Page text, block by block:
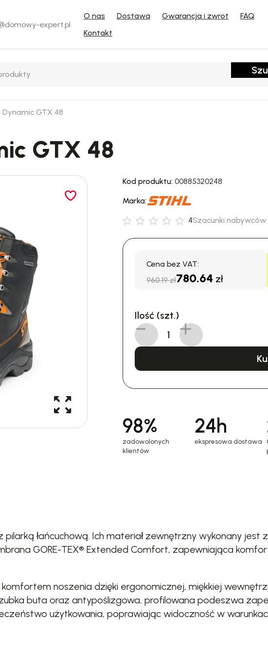
expert.pl
O nas Dostawa Gwarancja i zwrot
FAQ
Kontakt
GTX 48
GTX 48
Kod produktu: 00885320248
Marka:
4Szacunki
Cena bez VAT:
960.19 zł780.64 zł
Ilość (szt.)
98%
zadowolonych
klientów
24h
еkspresowa dostawa
łańcuchową. Ich materiał zewnętrzny wykonany jest
GORE-TEX® Extended Comfort, zapewniająca
noszenia dzięki ergonomicznej, miękkiej
buta oraz antypoślizgowa, profilowana podeszwa
użytkowania, poprawiając widoczność w